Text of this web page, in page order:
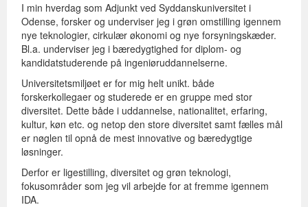
I min hverdag som Adjunkt ved Syddanskuniversitet i
Odense, forsker og underviser jeg i grøn omstilling igennem
nye teknologier, cirkulær økonomi og nye forsyningskæder.
Bl.a. underviser jeg i bæredygtighed for diplom- og
kandidatstuderende på ingeniøruddannelserne.
Universitetsmiljøet er for mig helt unikt. både
forskerkollegaer og studerede er en gruppe med stor
diversitet. Dette både i uddannelse, nationalitet, erfaring,
kultur, køn etc. og netop den store diversitet samt fælles mål
er nøglen til opnå de mest innovative og bæredygtige
løsninger.
Derfor er ligestilling, diversitet og grøn teknologi,
fokusområder som jeg vil arbejde for at fremme igennem
IDA.